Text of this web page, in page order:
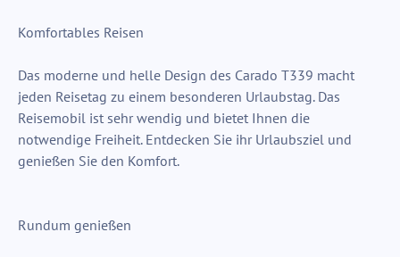
Komfortables Reisen
Das moderne und helle Design des Carado T339 macht
jeden Reisetag zu einem besonderen Urlaubstag. Das
Reisemobil ist sehr wendig und bietet Ihnen die
notwendige Freiheit. Entdecken Sie ihr Urlaubsziel und
genießen Sie den Komfort.
Rundum genießen